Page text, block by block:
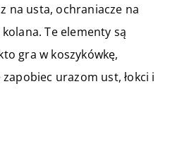
na usta, ochraniacze na
Te elementy są
gra w koszykówkę,
urazom ust, łokci i